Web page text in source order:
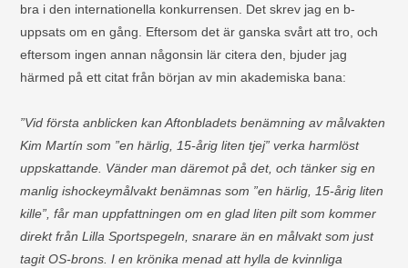
bra i den internationella konkurrensen. Det skrev jag en b-
uppsats om en gång. Eftersom det är ganska svårt att tro, och
eftersom ingen annan någonsin lär citera den, bjuder jag
härmed på ett citat från början av min akademiska bana:
”Vid första anblicken kan Aftonbladets benämning av målvakten
Kim Martín som ”en härlig, 15-årig liten tjej” verka harmlöst
uppskattande. Vänder man däremot på det, och tänker sig en
manlig ishockeymålvakt benämnas som ”en härlig, 15-årig liten
kille”, får man uppfattningen om en glad liten pilt som kommer
direkt från Lilla Sportspegeln, snarare än en målvakt som just
tagit OS-brons. I en krönika menad att hylla de kvinnliga